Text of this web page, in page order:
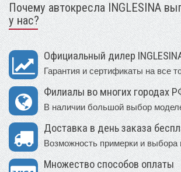
Почему автокресла INGLESINA
у нас?
Официальный дилер
Гарантия и сертификаты на все
Филиалы во многих городах
В наличии большой выбор
Доставка в день заказа
Возможность примерки и выбора
Множество способов оплаты